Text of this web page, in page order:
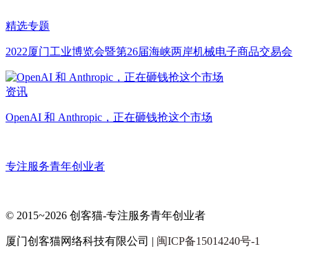
精选专题
2022厦门工业博览会暨第26届海峡两岸机械电子商品交易会
资讯
OpenAI 和 Anthropic，正在砸钱抢这个市场
专注服务青年创业者
© 2015~2026 创客猫-专注服务青年创业者
厦门创客猫网络科技有限公司 | 闽ICP备15014240号-1